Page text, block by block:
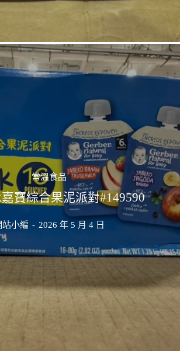
常溫食品
嘉寶綜合果泥派對#149590
站小編 - 2026 年 5 月 4 日